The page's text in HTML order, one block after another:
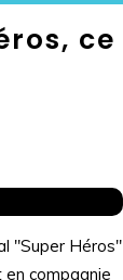
ce
"Super Héros"
compagnie